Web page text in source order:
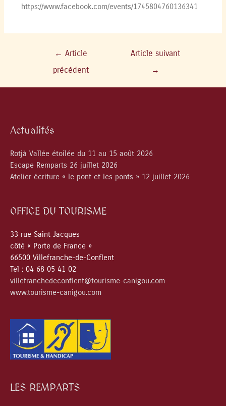
https://www.facebook.com/events/1745804760136341
← Article
précédent
Article suivant
→
Actualités
Rotjà Vallée étoilée du 11 au 15 août 2026
Escape Remparts 26 juillet 2026
Atelier écriture « le pont et les ponts » 12 juillet 2026
OFFICE DU TOURISME
33 rue Saint Jacques
côté « Porte de France »
66500 Villefranche-de-Conflent
Tel : 04 68 05 41 02
villefranchedeconflent@tourisme-canigou.com
www.tourisme-canigou.com
LES REMPARTS